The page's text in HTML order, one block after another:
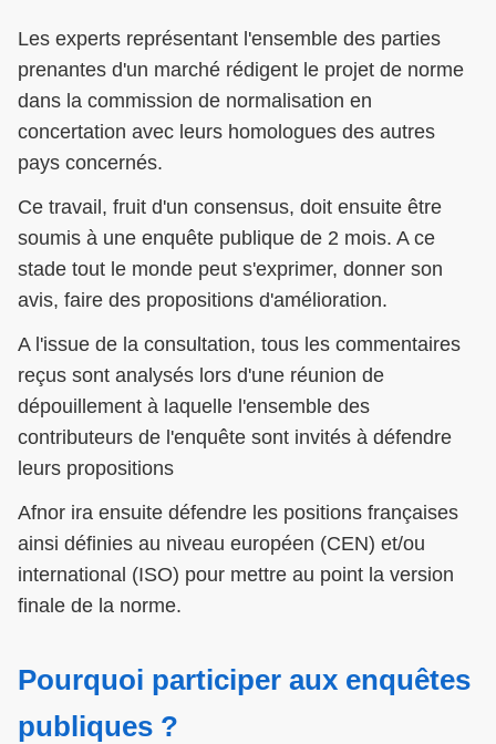
Les experts représentant l'ensemble des parties
prenantes d'un marché rédigent le projet de norme
dans la commission de normalisation en
concertation avec leurs homologues des autres
pays concernés.
Ce travail, fruit d'un consensus, doit ensuite être
soumis à une enquête publique de 2 mois. A ce
stade tout le monde peut s'exprimer, donner son
avis, faire des propositions d'amélioration.
A l'issue de la consultation, tous les commentaires
reçus sont analysés lors d'une réunion de
dépouillement à laquelle l'ensemble des
contributeurs de l'enquête sont invités à défendre
leurs propositions
Afnor ira ensuite défendre les positions françaises
ainsi définies au niveau européen (CEN) et/ou
international (ISO) pour mettre au point la version
finale de la norme.
Pourquoi participer aux enquêtes
publiques ?